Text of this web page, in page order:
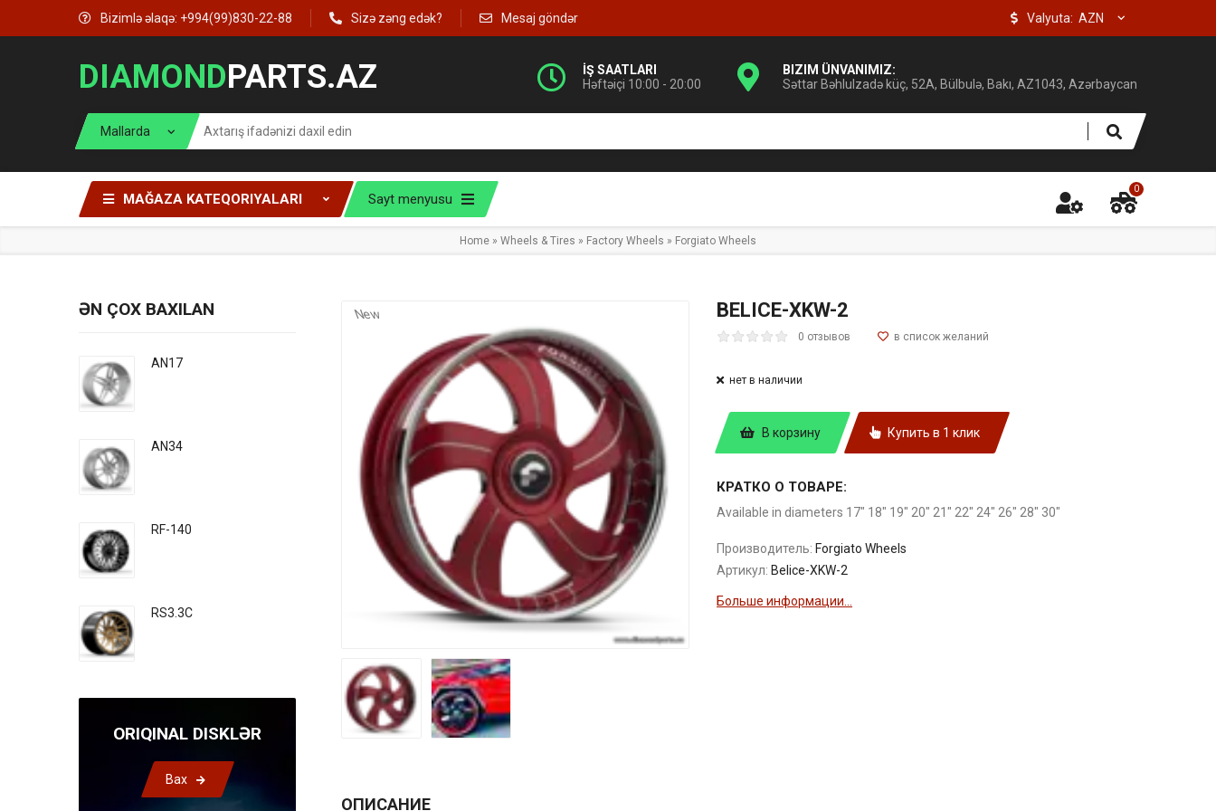
Bizimlə əlaqə: +994(99)830-22-88 Sizə zəng edək? Mesaj göndər Valyuta:
DIAMONDPARTS.AZ
İŞ SAATLARI
Həftəiçi 10:00 - 20:00
BIZIM ÜNVANIMIZ:
Səttar Bəhlulzadə küç, 52A, Bülbulə, Bakı, AZ1043, Azərbaycan
MAĞAZA KATEQORIYALARI Sayt menyusu
0
Home » Wheels & Tires » Factory Wheels » Forgiato Wheels
New BELICE-XKW-2
0 отзывов
нет в наличии
В корзину Купить в 1 клик
КРАТКО О ТОВАРЕ:
Available in diameters 17" 18" 19" 20" 21" 22" 24" 26" 28" 30"
Производитель: Forgiato Wheels
Артикул: Belice-XKW-2
Больше информации...
ОПИСАНИЕ
ƏN ÇOX BAXILAN
AN17
AN34
RF-140
RS3.3C
ORIQINAL DISKLƏR
Bax